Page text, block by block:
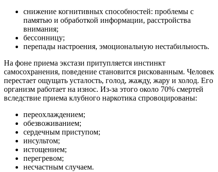
снижение когнитивных способностей: проблемы с
памятью и обработкой информации, расстройства
внимания;
бессонницу;
перепады настроения, эмоциональную нестабильность.
На фоне приема экстази притупляется инстинкт
самосохранения, поведение становится рискованным. Человек
перестает ощущать усталость, голод, жажду, жару и холод. Его
организм работает на износ. Из-за этого около 70% смертей
вследствие приема клубного наркотика спровоцированы:
переохлаждением;
обезвоживанием;
сердечным приступом;
инсультом;
истощением;
перегревом;
несчастным случаем.